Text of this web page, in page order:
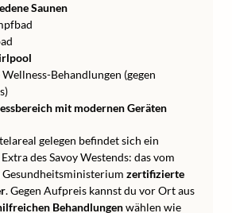
Saunen
Behandlungen (gegen
mit modernen Geräten
gelegen befindet sich ein
Extra des Savoy Westends: das vom
zertifizierte
. Gegen Aufpreis kannst du vor Ort aus
Behandlungenwählen wie